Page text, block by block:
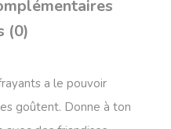
(0)
a le pouvoir
goûtent. Donne à ton